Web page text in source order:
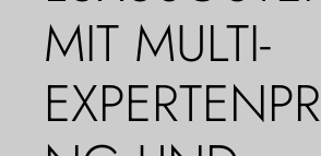
MIT MULTI-